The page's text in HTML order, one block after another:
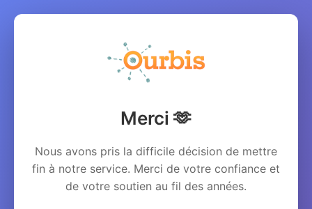
Merci 🫶
Nous avons pris la difficile décision de mettre
fin à notre service. Merci de votre confiance et
de votre soutien au fil des années.